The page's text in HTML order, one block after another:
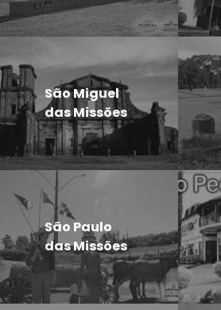
São Miguel
das Missões
São Paulo
das Missões